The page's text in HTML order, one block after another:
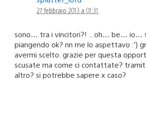
27 febbraio 2013 a 01:31
sono… tra i vincitori?! .. oh… be… io…
piangendo ok? nn me lo aspettavo :’)
avermi scelto. grazie per questa
scusate ma come ci contattate?
altro? si potrebbe sapere x caso?